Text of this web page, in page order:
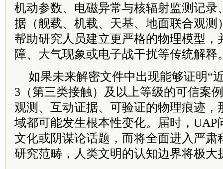
机动参数、电磁异常与核辐射监测记录
据（舰载、机载、天基、地面联合观测
帮助研究人员建立更严格的物理模型，
障、大气现象或电子战干扰等传统解释
如果未来解密文件中出现能够证明“
3（第三类接触）及以上等级的可信案
观测、互动证据、可验证的物理痕迹，
域都可能发生根本性变化。届时，UAP
文化或阴谋论话题，而将全面进入严肃
研究范畴，人类文明的认知边界将极大